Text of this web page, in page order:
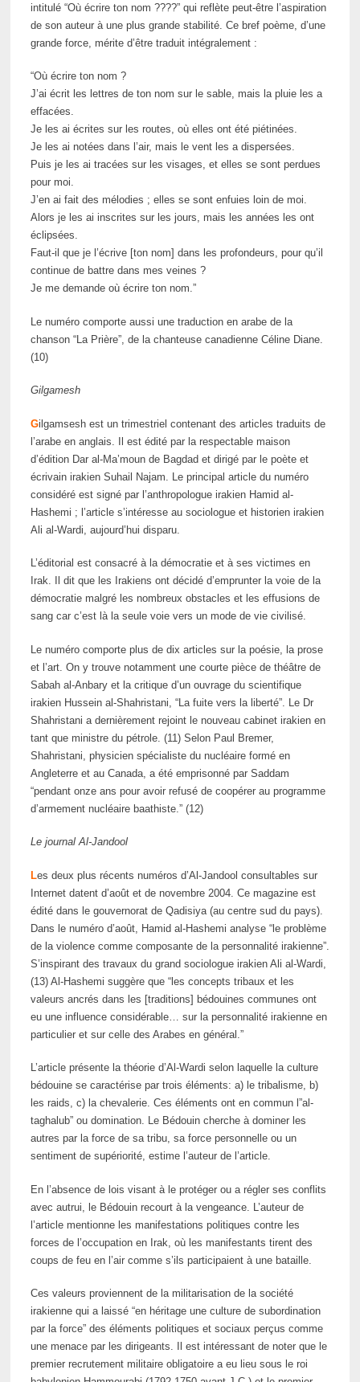
intitulé “Où écrire ton nom ????” qui reflète peut-être l’aspiration
de son auteur à une plus grande stabilité. Ce bref poème, d’une
grande force, mérite d’être traduit intégralement :
“Où écrire ton nom ?
J’ai écrit les lettres de ton nom sur le sable, mais la pluie les a
effacées.
Je les ai écrites sur les routes, où elles ont été piétinées.
Je les ai notées dans l’air, mais le vent les a dispersées.
Puis je les ai tracées sur les visages, et elles se sont perdues
pour moi.
J’en ai fait des mélodies ; elles se sont enfuies loin de moi.
Alors je les ai inscrites sur les jours, mais les années les ont
éclipsées.
Faut-il que je l’écrive [ton nom] dans les profondeurs, pour qu’il
continue de battre dans mes veines ?
Je me demande où écrire ton nom.”
Le numéro comporte aussi une traduction en arabe de la
chanson “La Prière”, de la chanteuse canadienne Céline Diane.
(10)
Gilgamesh
Gilgamsesh est un trimestriel contenant des articles traduits de
l’arabe en anglais. Il est édité par la respectable maison
d’édition Dar al-Ma’moun de Bagdad et dirigé par le poète et
écrivain irakien Suhail Najam. Le principal article du numéro
considéré est signé par l’anthropologue irakien Hamid al-
Hashemi ; l’article s’intéresse au sociologue et historien irakien
Ali al-Wardi, aujourd’hui disparu.
L’éditorial est consacré à la démocratie et à ses victimes en
Irak. Il dit que les Irakiens ont décidé d’emprunter la voie de la
démocratie malgré les nombreux obstacles et les effusions de
sang car c’est là la seule voie vers un mode de vie civilisé.
Le numéro comporte plus de dix articles sur la poésie, la prose
et l’art. On y trouve notamment une courte pièce de théâtre de
Sabah al-Anbary et la critique d’un ouvrage du scientifique
irakien Hussein al-Shahristani, “La fuite vers la liberté”. Le Dr
Shahristani a dernièrement rejoint le nouveau cabinet irakien en
tant que ministre du pétrole. (11) Selon Paul Bremer,
Shahristani, physicien spécialiste du nucléaire formé en
Angleterre et au Canada, a été emprisonné par Saddam
“pendant onze ans pour avoir refusé de coopérer au programme
d’armement nucléaire baathiste.” (12)
Le journal Al-Jandool
Les deux plus récents numéros d’Al-Jandool consultables sur
Internet datent d’août et de novembre 2004. Ce magazine est
édité dans le gouvernorat de Qadisiya (au centre sud du pays).
Dans le numéro d’août, Hamid al-Hashemi analyse “le problème
de la violence comme composante de la personnalité irakienne”.
S’inspirant des travaux du grand sociologue irakien Ali al-Wardi,
(13) Al-Hashemi suggère que “les concepts tribaux et les
valeurs ancrés dans les [traditions] bédouines communes ont
eu une influence considérable… sur la personnalité irakienne en
particulier et sur celle des Arabes en général.”
L’article présente la théorie d’Al-Wardi selon laquelle la culture
bédouine se caractérise par trois éléments: a) le tribalisme, b)
les raids, c) la chevalerie. Ces éléments ont en commun l”al-
taghalub” ou domination. Le Bédouin cherche à dominer les
autres par la force de sa tribu, sa force personnelle ou un
sentiment de supériorité, estime l’auteur de l’article.
En l’absence de lois visant à le protéger ou a régler ses conflits
avec autrui, le Bédouin recourt à la vengeance. L’auteur de
l’article mentionne les manifestations politiques contre les
forces de l’occupation en Irak, où les manifestants tirent des
coups de feu en l’air comme s’ils participaient à une bataille.
Ces valeurs proviennent de la militarisation de la société
irakienne qui a laissé “en héritage une culture de subordination
par la force” des éléments politiques et sociaux perçus comme
une menace par les dirigeants. Il est intéressant de noter que le
premier recrutement militaire obligatoire a eu lieu sous le roi